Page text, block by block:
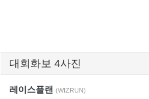
대회화보 4사진
레이스플랜 (WIZRUN)